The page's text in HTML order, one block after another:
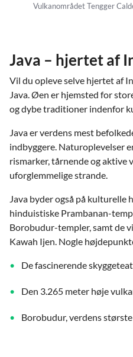
Vulkanområdet Tengger
Java – hjertet af
Vil du opleve selve hjertet af
Java. Øen er hjemsted for
og dybe traditioner indenfor
Java er verdens mest
indbyggere. Naturoplevelser
rismarker, tårnende og aktive
uforglemmelige strande.
Java byder også på kulturelle
hinduistiske Prambanan-
Borobudur-templer, samt de
Kawah Ijen. Nogle
De fascinerende
Den 3.265 meter høje
Borobudur, verdens